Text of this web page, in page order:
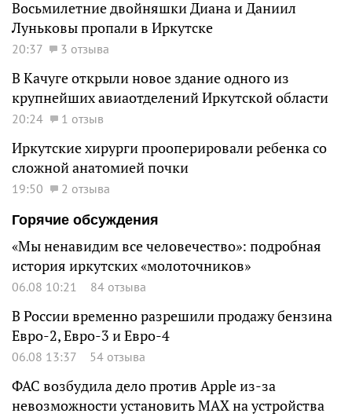
Восьмилетние двойняшки Диана и Даниил
Луньковы пропали в Иркутске
20:37 3 отзыва
В Качуге открыли новое здание одного из
крупнейших авиаотделений Иркутской области
20:24 1 отзыв
Иркутские хирурги прооперировали ребенка со
сложной анатомией почки
19:50
2 отзыва
Горячие обсуждения
«Мы ненавидим все человечество»: подробная
история иркутских «молоточников»
06.08 10:21 84 отзыва
В России временно разрешили продажу бензина
Евро-2, Евро-3 и Евро-4
06.08 13:37 54 отзыва
ФАС возбудила дело против Apple из-за
невозможности установить MAX на устройства